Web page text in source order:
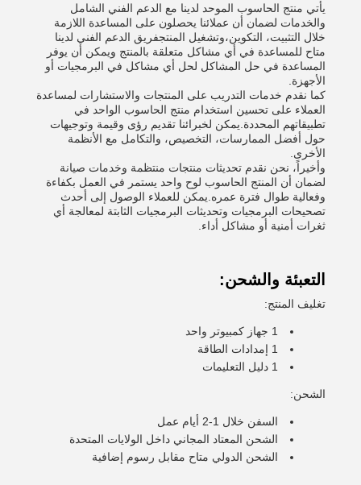
يأتي منتج الحاسوب الموحد لدينا مع الدعم الفني الشامل
والخدمات لضمان أن عملائنا يحصلون على المساعدة اللازمة
خلال التثبيت، التكوين،وتشغيل المنتجفريق الدعم الفني لدينا
متاح للمساعدة في أي مشاكل متعلقة بالمنتج ويمكن أن يوفر
المساعدة في حل المشاكل لحل أي مشاكل في البرمجيات أو
الأجهزة.
كما نقدم خدمات التدريب على المنتجات والاستشارات لمساعدة
العملاء على تحسين استخدام منتج الحاسوب الواحد في
تطبيقاتهم المحددة.يمكن لخبرائنا تقديم رؤى وقيمة وتوجيهات
حول أفضل الممارسات، التخصيص، والتكامل مع الأنظمة
الأخرى.
وأخيراً، نحن نقدم تحديثات منتجات منتظمة وخدمات صيانة
لضمان أن المنتج الحاسوب لوح واحد يستمر في العمل بكفاءة
وفعالية طوال فترة عمره.يمكن للعملاء الوصول إلى أحدث
تصحيحات البرمجيات وتحديثات البرمجيات الثابتة لمعالجة أي
ثغرات أمنية أو مشاكل أداء.
التعبئة والشحن:
تغليف المنتج:
1 جهاز كمبيوتر واحد
1 إمدادات الطاقة
1 دليل التعليمات
الشحن:
السفن خلال 1-2 أيام عمل
الشحن المعتاد المجاني داخل الولايات المتحدة
الشحن الدولي متاح مقابل رسوم إضافية